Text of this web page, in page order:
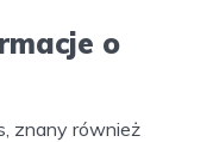
o
znany również